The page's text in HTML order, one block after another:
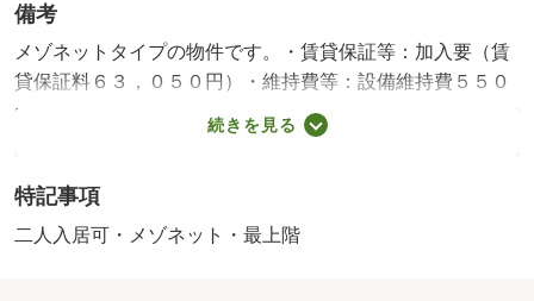
備考
メゾネットタイプの物件です。・賃貸保証等：加入要（賃
貸保証料６３，０５０円）・維持費等：設備維持費５５０
円／月・【近鉄大阪線関屋駅徒歩１７分】浴室には浴室乾
燥機が設置されており、お部屋はおもな開口部が南方向に
家電なしのお部屋です。・バイク置場：なし・駐輪場：有/
鍵交換費用 16500円/ﾊｳｽｸﾘｰﾆﾝｸﾞ 46800円/抗菌施工
続きを見る
特記事項
二人入居可・メゾネット・最上階